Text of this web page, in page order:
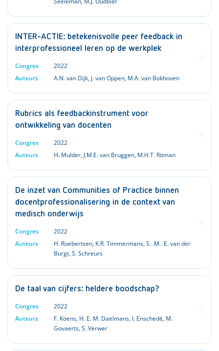
INTER-ACTIE: betekenisvolle peer feedback in
interprofessioneel leren op de werkplek
Congres
2022
Auteurs
A.N. van Dijk, J. van Oppen, M.A. van Bokhoven
Rubrics als feedbackinstrument voor
ontwikkeling van docenten
Congres
2022
Auteurs
H. Mulder, J.M.E. van Bruggen, M.H.T. Ritman
De inzet van Communities of Practice binnen
docentprofessionalisering in de context van
medisch onderwijs
Congres
2022
Auteurs
H. Roebertsen, K.R. Timmermans,S. .M. .E. van der
Burgt,S. Schreurs
De taal van cijfers: heldere boodschap?
Congres
2022
Auteurs
F. Koens, H. E. M. Daelmans, I. Enschedé, M.
Govaerts,S. Verwer